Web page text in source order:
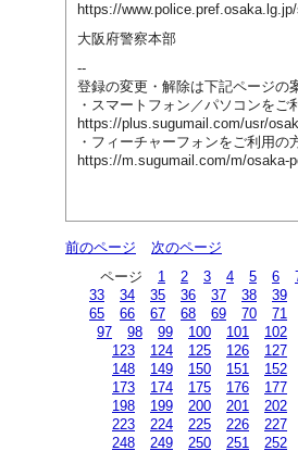
https://
大阪府警察本部
--
登録の変更・解除は下記ページの
・スマートフォン／パソコンをご
https://plus.sugumail.com/usr/
・フィーチャーフォンをご利用の
https://m.sugumail.com/m/osaka-
前のページ
次のページ
ページ
1 2 3 4 5 6
33
34 35 36 37 38 39
65
66 67 68 69 70 71
97
98 99 100 101 102
123
124 125 126 127
148
149 150 151 152
173
174 175 176 177
198
199 200 201 202
223
224 225 226 227
248
249 250 251 252